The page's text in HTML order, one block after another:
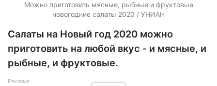
Можно приготовить мясные, рыбные и фруктовые
новогодние салаты 2020 / УНИАН
Салаты на Новый год 2020 можно
приготовить на любой вкус - и мясные, и
рыбные, и фруктовые.
Реклама